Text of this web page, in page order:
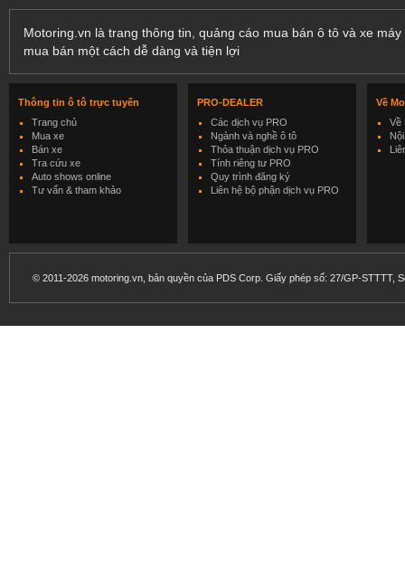
Motoring.vn là trang thông tin, quảng cáo mua bán ô tô và xe
mua bán một cách dễ dàng và tiện lợi
Thông tin ô tô trực tuyến
Trang chủ
Mua xe
Bán xe
Tra cứu xe
Auto shows online
Tư vấn & tham khảo
PRO-DEALER
Các dịch vụ PRO
Ngành và nghề ô tô
Thỏa thuận dịch vụ PRO
Tính riêng tư PRO
Quy trình đăng ký
Liên hệ bộ phận dịch vụ PRO
Về
Về
© 2011-2026 motoring.vn, bản quyền của PDS Corp. Giấy phép số: 27/GP-STTTT,